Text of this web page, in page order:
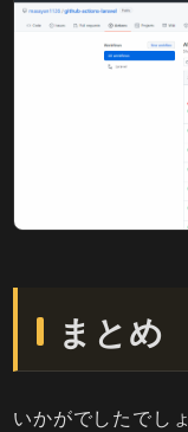
まとめ
いかがでしたでし